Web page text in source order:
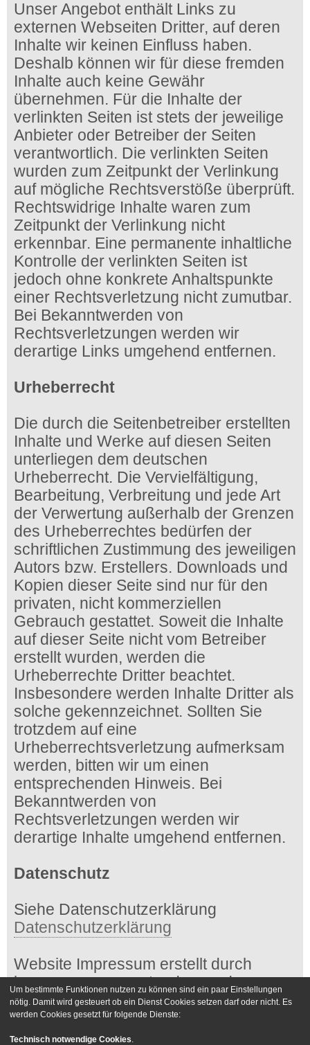
Unser Angebot enthält Links zu
externen Webseiten Dritter, auf deren
Inhalte wir keinen Einfluss haben.
Deshalb können wir für diese fremden
Inhalte auch keine Gewähr
übernehmen. Für die Inhalte der
verlinkten Seiten ist stets der jeweilige
Anbieter oder Betreiber der Seiten
verantwortlich. Die verlinkten Seiten
wurden zum Zeitpunkt der Verlinkung
auf mögliche Rechtsverstöße überprüft.
Rechtswidrige Inhalte waren zum
Zeitpunkt der Verlinkung nicht
erkennbar. Eine permanente inhaltliche
Kontrolle der verlinkten Seiten ist
jedoch ohne konkrete Anhaltspunkte
einer Rechtsverletzung nicht zumutbar.
Bei Bekanntwerden von
Rechtsverletzungen werden wir
derartige Links umgehend entfernen.
Urheberrecht
Die durch die Seitenbetreiber erstellten
Inhalte und Werke auf diesen Seiten
unterliegen dem deutschen
Urheberrecht. Die Vervielfältigung,
Bearbeitung, Verbreitung und jede Art
der Verwertung außerhalb der Grenzen
des Urheberrechtes bedürfen der
schriftlichen Zustimmung des jeweiligen
Autors bzw. Erstellers. Downloads und
Kopien dieser Seite sind nur für den
privaten, nicht kommerziellen
Gebrauch gestattet. Soweit die Inhalte
auf dieser Seite nicht vom Betreiber
erstellt wurden, werden die
Urheberrechte Dritter beachtet.
Insbesondere werden Inhalte Dritter als
solche gekennzeichnet. Sollten Sie
trotzdem auf eine
Urheberrechtsverletzung aufmerksam
werden, bitten wir um einen
entsprechenden Hinweis. Bei
Bekanntwerden von
Rechtsverletzungen werden wir
derartige Inhalte umgehend entfernen.
Datenschutz
Siehe Datenschutzerklärung
Datenschutzerklärung
Website Impressum erstellt durch
impressum-generator.de von der
Kanzlei Hasselbach
Foren-Übersicht Kontakt
Um bestimmte Funktionen nutzen zu können sind ein paar Einstellungen
nötig. Damit wird gesteuert ob ein Dienst Cookies setzen darf oder nicht. Es
werden Cookies gesetzt für folgende Dienste:
Technisch notwendige Cookies.